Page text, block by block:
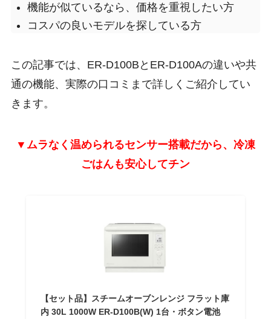
機能が似ているなら、価格を重視したい方
コスパの良いモデルを探している方
この記事では、ER-D100BとER-D100Aの違いや共
通の機能、実際の口コミまで詳しくご紹介してい
きます。
▼ムラなく温められるセンサー搭載だから、冷凍
ごはんも安心してチン
【セット品】スチームオーブンレンジ フラット庫
内 30L 1000W ER-D100B(W) 1台・ボタン電池